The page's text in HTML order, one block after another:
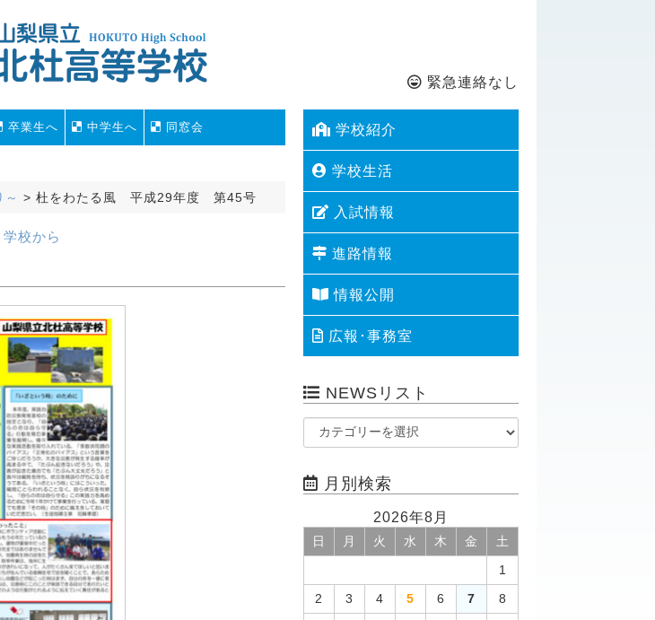
緊急連絡なし
卒業生へ 中学生へ 同窓会
> 杜をわたる風 平成29年度 第45号
学校から
学校紹介
学校生活
入試情報
進路情報
情報公開
広報･事務室
NEWSリスト
月別検索
2026年8月
日 月 火 水 木 金 土
1
2 3 4 5 6 7 8